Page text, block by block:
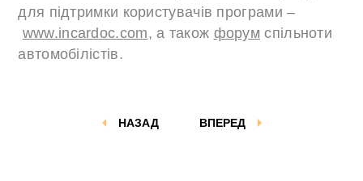
для підтримки користувачів програми –
www.incardoc.com, а також форум спільноти
автомобілістів.
ВПЕРЕД
НАЗАД